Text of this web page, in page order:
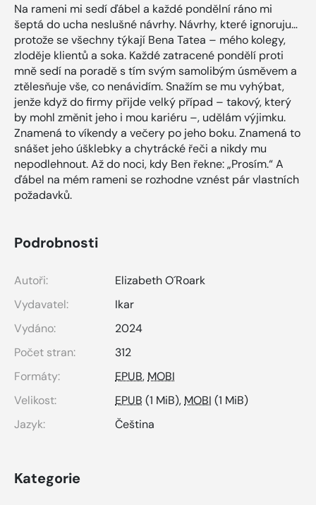
Na rameni mi sedí ďábel a každé pondělní ráno mi
šeptá do ucha neslušné návrhy. Návrhy, které ignoruju…
protože se všechny týkají Bena Tatea – mého kolegy,
zloděje klientů a soka. Každé zatracené pondělí proti
mně sedí na poradě s tím svým samolibým úsměvem a
ztělesňuje vše, co nenávidím. Snažím se mu vyhýbat,
jenže když do firmy přijde velký případ – takový, který
by mohl změnit jeho i mou kariéru –, udělám výjimku.
Znamená to víkendy a večery po jeho boku. Znamená to
snášet jeho úšklebky a chytrácké řeči a nikdy mu
nepodlehnout. Až do noci, kdy Ben řekne: „Prosím.“ A
ďábel na mém rameni se rozhodne vznést pár vlastních
požadavků.
Podrobnosti
Autoři:
Elizabeth O´Roark
Vydavatel:
Ikar
Vydáno:
2024
Počet stran:
312
Formáty:
EPUB, MOBI
Velikost:
EPUB (1 MiB), MOBI (1 MiB)
Jazyk:
Čeština
Kategorie